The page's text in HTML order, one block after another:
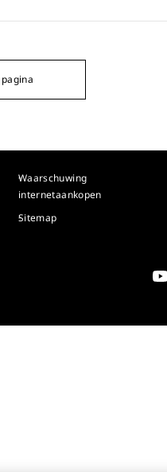
Waarschuwing
internetaankopen
Sitemap